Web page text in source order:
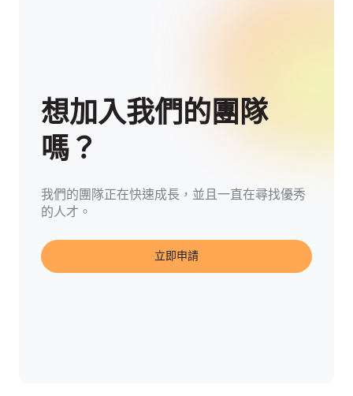
想加入我們的團隊
嗎？
我們的團隊正在快速成長，並且一直在尋找優秀
的人才。
立即申請